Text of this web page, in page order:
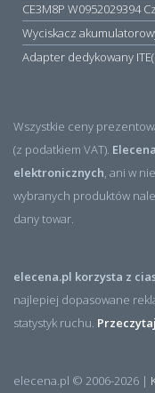
Wyciskacz
Wszystkie ceny
(z podatkiem VAT).
elektronicznych , ani w
wybranych produktów
dany towar.
elecena.pl korzysta z
najlepiej dopasowane
statystyk ruchu.
elecena.pl © 2006-2026 |